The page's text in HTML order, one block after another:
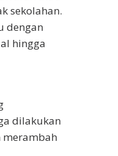
sekolahan.
dengan
hingga
dilakukan
merambah